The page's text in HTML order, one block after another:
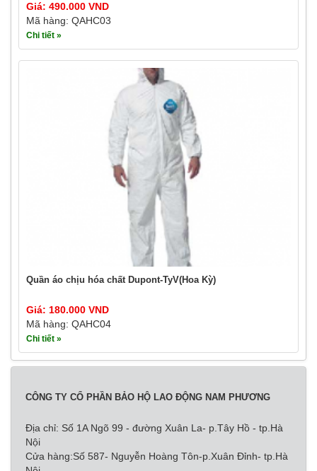
Giá: 490.000 VND
Mã hàng: QAHC03
Chi tiết »
Quần áo chịu hóa chất Dupont-TyV(Hoa Kỳ)
Giá: 180.000 VND
Mã hàng: QAHC04
Chi tiết »
CÔNG TY CỔ PHẦN BẢO HỘ LAO ĐỘNG NAM PHƯƠNG
Địa chỉ: Số 1A Ngõ 99 - đường Xuân La- p.Tây Hồ - tp.Hà
Nội
Cửa hàng:Số 587- Nguyễn Hoàng Tôn-p.Xuân Đỉnh- tp.Hà